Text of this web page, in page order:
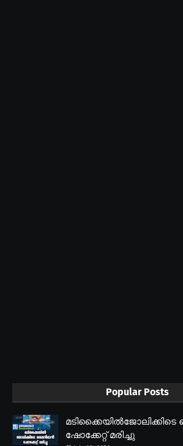
Popular Posts
ഷോക്കേറ്റ് മരിച്ചു